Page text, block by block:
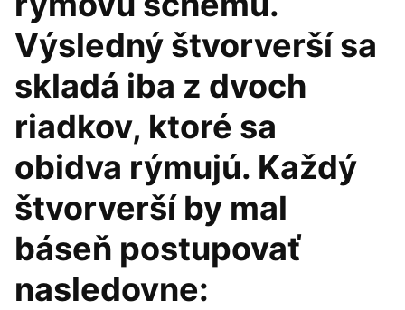
Výsledný štvorverší sa
skladá iba z dvoch
riadkov, ktoré sa
obidva rýmujú. Každý
štvorverší by mal
báseň postupovať
nasledovne: